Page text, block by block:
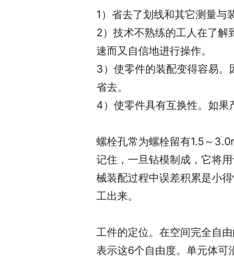
1）省去了划线和其它测量与
2）技术不熟练的工人在了解
速而又自信地进行操作。
3）使零件的装配变得容易
省去。
4）使零件具有互换性。如果
螺栓孔常为螺栓留有1.5～
记住，一旦钻模制成，它将
械装配过程中误差积累是小
工出来。
工件的定位。在空间完全自
表示这6个自由度。单元体可